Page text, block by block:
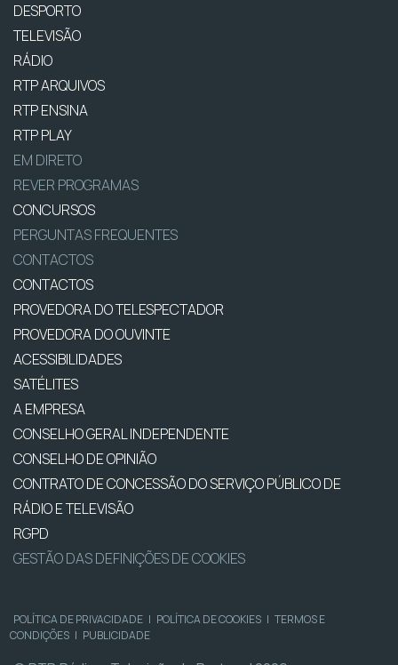
DESPORTO
TELEVISÃO
RÁDIO
RTP ARQUIVOS
RTP ENSINA
RTP PLAY
EM DIRETO
REVER PROGRAMAS
CONCURSOS
PERGUNTAS FREQUENTES
CONTACTOS
CONTACTOS
PROVEDORA DO TELESPECTADOR
PROVEDORA DO OUVINTE
ACESSIBILIDADES
SATÉLITES
A EMPRESA
CONSELHO GERAL INDEPENDENTE
CONSELHO DE OPINIÃO
CONTRATO DE CONCESSÃO DO SERVIÇO PÚBLICO DE
RÁDIO E TELEVISÃO
RGPD
GESTÃO DAS DEFINIÇÕES DE COOKIES
POLÍTICA DE PRIVACIDADE | POLÍTICA DE COOKIES | TERMOS E
CONDIÇÕES | PUBLICIDADE